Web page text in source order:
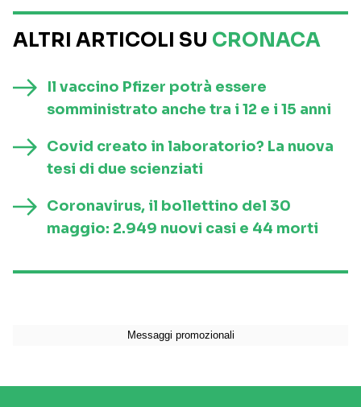
ALTRI ARTICOLI SU CRONACA
Il vaccino Pfizer potrà essere
somministrato anche tra i 12 e i 15 anni
Covid creato in laboratorio? La nuova
tesi di due scienziati
Coronavirus, il bollettino del 30
maggio: 2.949 nuovi casi e 44 morti